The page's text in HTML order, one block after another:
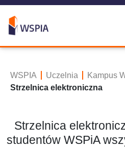
WSPIA Uczelnia
Kampus
Strzelnica elektroniczna
Strzelnica
studentów WSPiA